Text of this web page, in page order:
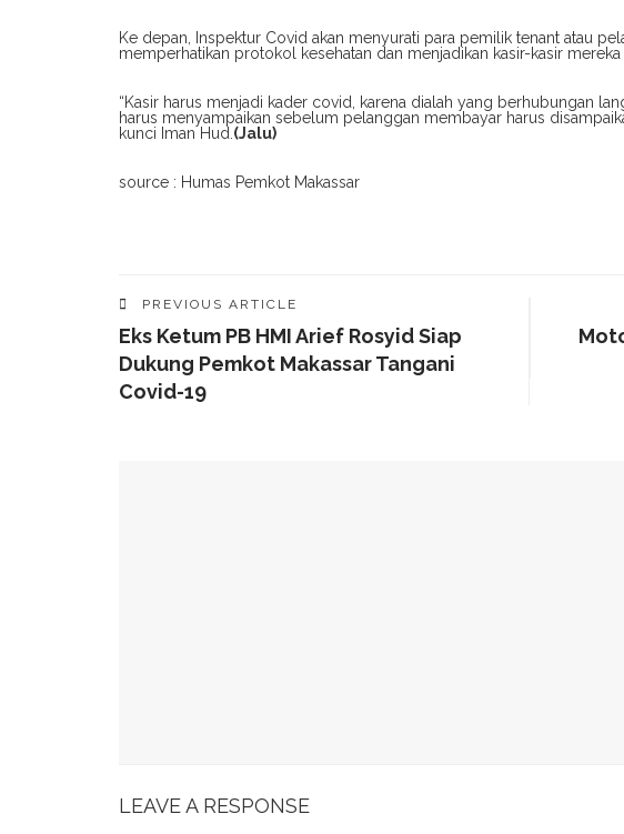
Ke depan, Inspektur Covid akan menyurati para pemilik tenant atau
memperhatikan protokol kesehatan dan menjadikan kasir-kasir mereka
“Kasir harus menjadi kader covid, karena dialah yang berhubungan
harus menyampaikan sebelum pelanggan membayar harus
kunci Iman Hud. (Jalu)
source : Humas Pemkot Makassar
PREVIOUS ARTICLE
Eks Ketum PB HMI Arief Rosyid Siap
Dukung Pemkot Makassar Tangani
Covid-19
LEAVE A RESPONSE